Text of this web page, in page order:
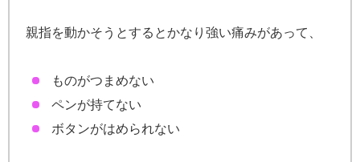
親指を動かそうとするとかなり強い痛みがあって、
ものがつまめない
ペンが持てない
ボタンがはめられない